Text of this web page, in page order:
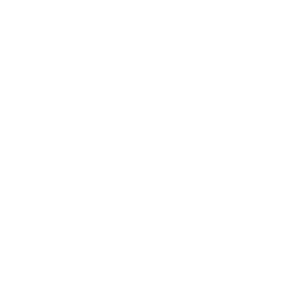
Все нормально. Немного запутался при